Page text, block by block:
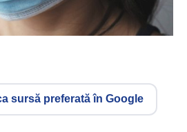
sursă preferată în Google